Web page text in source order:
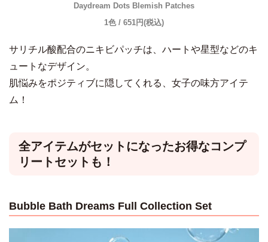
Daydream Dots Blemish Patches
1色 / 651円(税込)
サリチル酸配合のニキビパッチは、ハートや星型などのキ
ュートなデザイン。
肌悩みをポジティブに隠してくれる、女子の味方アイテ
ム！
全アイテムがセットになったお得なコンプ
リートセットも！
Bubble Bath Dreams Full Collection Set